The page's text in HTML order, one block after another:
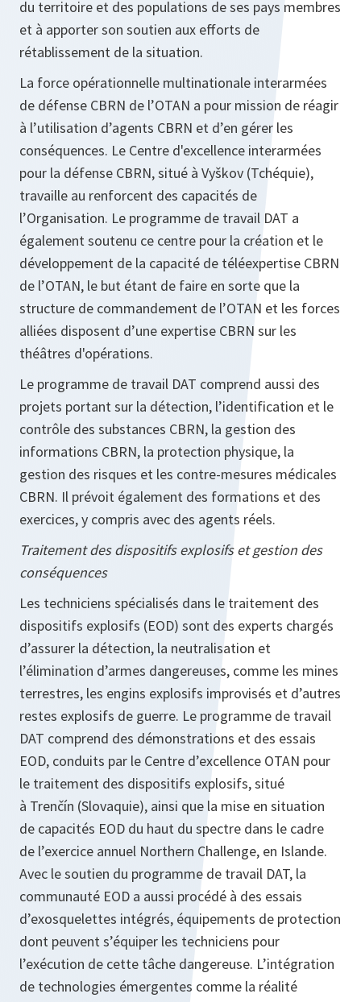
du territoire et des populations de ses pays membres
et à apporter son soutien aux efforts de
rétablissement de la situation.
La force opérationnelle multinationale interarmées
de défense CBRN de l’OTAN a pour mission de réagir
à l’utilisation d’agents CBRN et d’en gérer les
conséquences. Le Centre d'excellence interarmées
pour la défense CBRN, situé à Vyškov (Tchéquie),
travaille au renforcent des capacités de
l’Organisation. Le programme de travail DAT a
également soutenu ce centre pour la création et le
développement de la capacité de téléexpertise CBRN
de l’OTAN, le but étant de faire en sorte que la
structure de commandement de l’OTAN et les forces
alliées disposent d’une expertise CBRN sur les
théâtres d'opérations.
Le programme de travail DAT comprend aussi des
projets portant sur la détection, l’identification et le
contrôle des substances CBRN, la gestion des
informations CBRN, la protection physique, la
gestion des risques et les contre-mesures médicales
CBRN. Il prévoit également des formations et des
exercices, y compris avec des agents réels.
Traitement des dispositifs explosifs et gestion des
conséquences
Les techniciens spécialisés dans le traitement des
dispositifs explosifs (EOD) sont des experts chargés
d’assurer la détection, la neutralisation et
l’élimination d’armes dangereuses, comme les mines
terrestres, les engins explosifs improvisés et d’autres
restes explosifs de guerre. Le programme de travail
DAT comprend des démonstrations et des essais
EOD, conduits par le Centre d’excellence OTAN pour
le traitement des dispositifs explosifs, situé
à Trenčín (Slovaquie), ainsi que la mise en situation
de capacités EOD du haut du spectre dans le cadre
de l’exercice annuel Northern Challenge, en Islande.
Avec le soutien du programme de travail DAT, la
communauté EOD a aussi procédé à des essais
d’exosquelettes intégrés, équipements de protection
dont peuvent s’équiper les techniciens pour
l’exécution de cette tâche dangereuse. L’intégration
de technologies émergentes comme la réalité